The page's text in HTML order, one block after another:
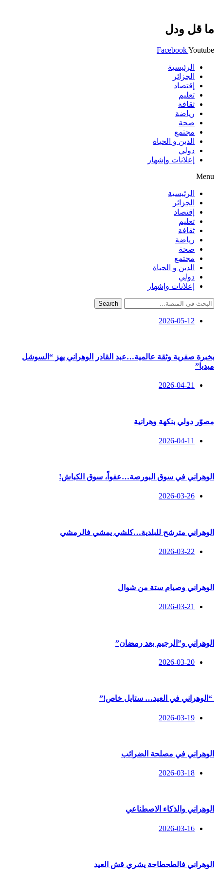
ما قل ودل
FacebookYoutube
الرئيسية
الجزائر
إقتصاد
تعليم
ثقافة
رياضة
صحة
مجتمع
الدين و الحياة
دولي
إعلانات وإشهار
Menu
الرئيسية
الجزائر
إقتصاد
تعليم
ثقافة
رياضة
صحة
مجتمع
الدين و الحياة
دولي
إعلانات وإشهار
Search
2026-05-12
بخبرة صفرية وثقة عالمية…عبد القادر الوهراني يهز “السوشل
ميديا”
2026-04-21
مصوّر دولي بنكهة وهرانية
2026-04-11
الوهراني في سوق البورصة…عفواً، سوق الكباش!
2026-03-26
الوهراني مترشح للبلدية…كلشي يمشي فالرمشي
2026-03-22
الوهراني وصيام ستة من شوال
2026-03-21
الوهراني و”الرجيم بعد رمضان”
2026-03-20
“الوهراني في العيد… ستايل خاص!”
2026-03-19
الوهراني في مصلحة الضرائب
2026-03-18
الوهراني والذكاء الاصطناعي
2026-03-16
الوهراني فالطحطاحة يشري قش العيد